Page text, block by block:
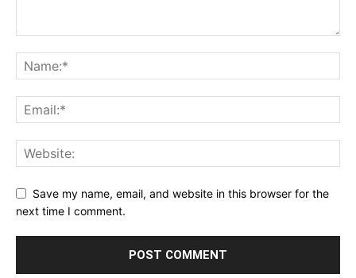
Save my name, email, and website in this browser for the
next time I comment.